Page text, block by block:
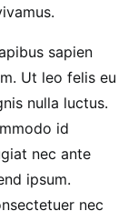
sapien
Ut leo felis eu
nulla luctus.
id
nec ante
ipsum.
nec